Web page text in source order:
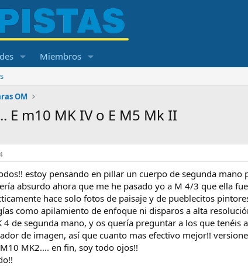
Miembros
OM
E m10 MK IV o E M5 Mk II
estoy pensando en pillar un cuerpo de segunda
absurdo ahora que me he pasado yo a M 4/3 que ella
hace solo fotos de paisaje y de pueblecitos
como apilamiento de enfoque ni disparos a alta
4 de segunda mano, y os quería preguntar a los que tenéis
de imagen, así que cuanto mas efectivo mejor!!
MK2.... en fin, soy todo ojos!!